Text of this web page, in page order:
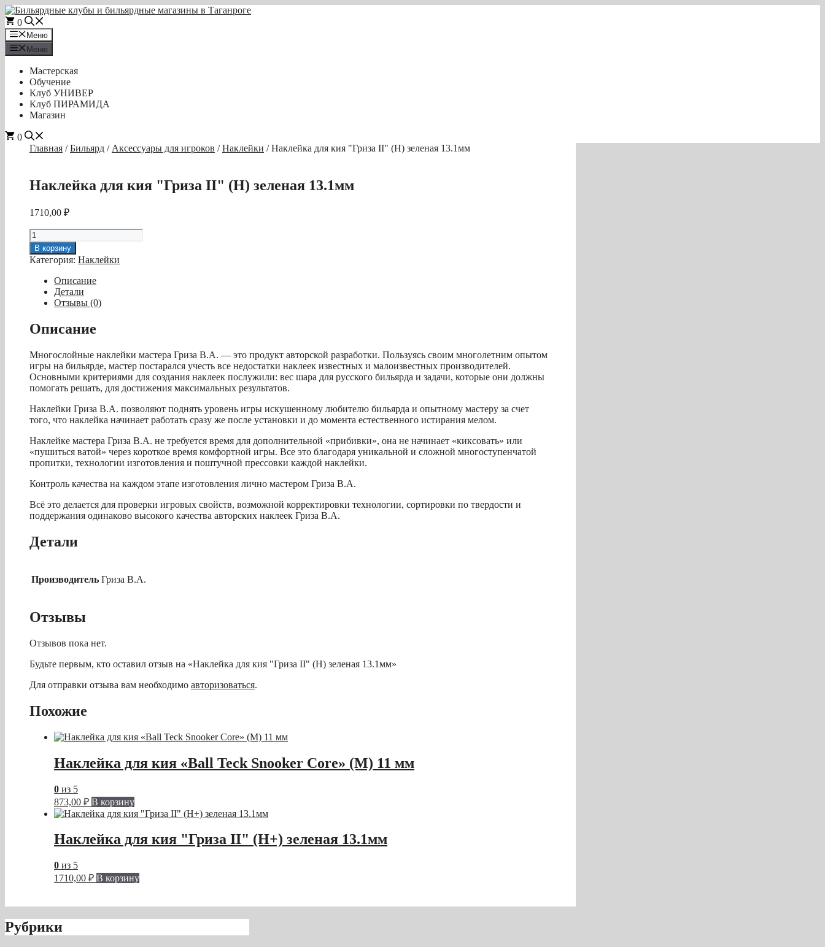
Перейти
к
содержимому
0
Меню
Меню
Мастерская
Обучение
Клуб УНИВЕР
Клуб ПИРАМИДА
Магазин
0
Главная /Бильярд / Аксессуары для игроков /Наклейки / Наклейка для кия "Гриза II" (H) зеленая 13.1мм
Наклейка для кия "Гриза II" (H) зеленая 13.1мм
1710,00 ₽
Количество
товара
Наклейка
"Гриза
зеленая
13.1мм
В корзину
Категория: Наклейки
Описание
Детали
Отзывы (0)
Описание
Многослойные наклейки мастера Гриза В.А. — это продукт авторской разработки. Пользуясь своим многолетним опытом
игры на бильярде, мастер постарался учесть все недостатки наклеек известных и малоизвестных производителей.
Основными критериями для создания наклеек послужили: вес шара для русского бильярда и задачи, которые они должны
помогать решать, для достижения максимальных результатов.
Наклейки Гриза В.А. позволяют поднять уровень игры искушенному любителю бильярда и опытному мастеру за счет
того, что наклейка начинает работать сразу же после установки и до момента естественного истирания мелом.
Наклейке мастера Гриза В.А. не требуется время для дополнительной «прибивки», она не начинает «киксовать» или
«пушиться ватой» через короткое время комфортной игры. Все это благодаря уникальной и сложной многоступенчатой
пропитки, технологии изготовления и поштучной прессовки каждой наклейки.
Контроль качества на каждом этапе изготовления лично мастером Гриза В.А.
Всё это делается для проверки игровых свойств, возможной корректировки технологии, сортировки по твердости и
поддержания одинаково высокого качества авторских наклеек Гриза В.А.
Детали
Производитель Гриза В.А.
Отзывы
Отзывов пока нет.
Будьте первым, кто оставил отзыв на «Наклейка для кия "Гриза II" (H) зеленая 13.1мм»
Для отправки отзыва вам необходимо авторизоваться.
Похожие
Наклейка для кия «Ball Teck Snooker Core» (M) 11 мм
0 из 5
873,00 ₽ В корзину
Наклейка для кия "Гриза II" (H+) зеленая 13.1мм
0 из 5
1710,00 ₽ В корзину
Рубрики